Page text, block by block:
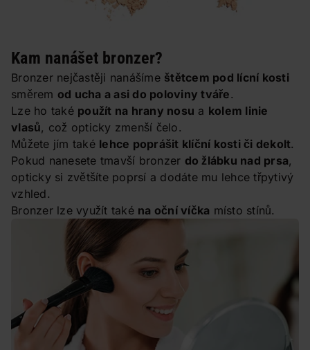
Kam nanášet bronzer?
Bronzer nejčastěji nanášíme štětcem pod lícní kosti
směrem od ucha a asi do poloviny tváře.
Lze ho také použít na hrany nosu a kolem linie
vlasů, což opticky zmenší čelo.
Můžete jím také lehce poprášit klíční kosti či dekolt.
Pokud nanesete tmavší bronzer do žlábku nad prsa,
opticky si zvětšíte poprsí a dodáte mu lehce třpytivý
vzhled.
Bronzer lze využít také na oční víčka místo stínů.